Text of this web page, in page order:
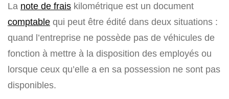
La note de frais kilométrique est un document
comptable qui peut être édité dans deux situations :
quand l’entreprise ne possède pas de véhicules de
fonction à mettre à la disposition des employés ou
lorsque ceux qu’elle a en sa possession ne sont pas
disponibles.